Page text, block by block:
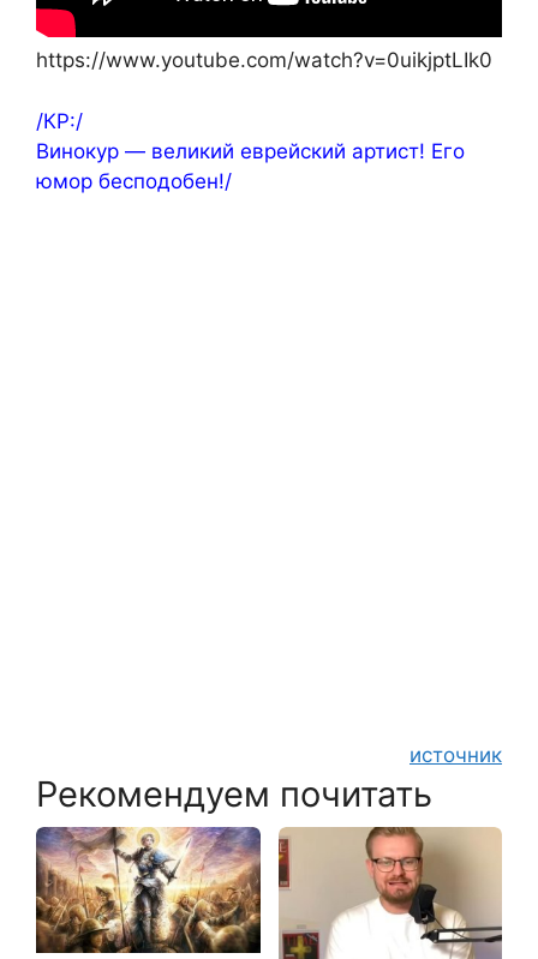
https://www.youtube.com/watch?v=0uikjptLIk0
/КР:/
Винокур — великий еврейский артист! Его
юмор бесподобен!/
источник
Рекомендуем почитать